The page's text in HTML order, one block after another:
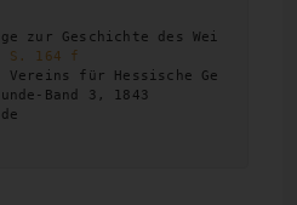
zur Geschichte des Wei
S. 164 f
für Hessische Ge
Band 3, 1843